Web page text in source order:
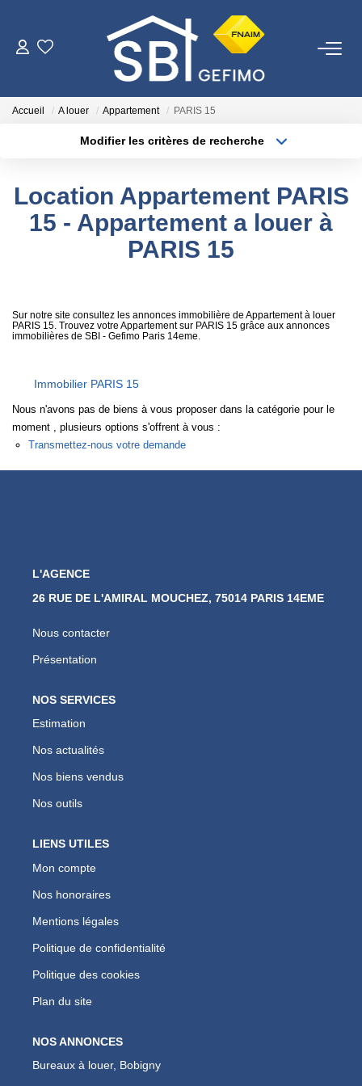
ACHETER
FAIRE GÉRER
Qui Sommes-Nous
Nous Rejoindre
CONTACT
Accueil A louer Appartement PARIS 15
Modifier les critères de recherche
Sélectionnez...
Type de bien
Surface min
Plus de critères
Location Appartement PARIS
15 - Appartement a louer à
PARIS 15
Sur notre site consultez les annonces immobilière de Appartement à louer
PARIS 15. Trouvez votre Appartement sur PARIS 15 grâce aux annonces
immobilières de SBI - Gefimo Paris 14eme.
Immobilier PARIS 15
Nous n'avons pas de biens à vous proposer dans la catégorie pour le
moment , plusieurs options s'offrent à vous :
Transmettez-nous votre demande
L'AGENCE
26 RUE DE L'AMIRAL MOUCHEZ, 75014 PARIS 14EME
Nous contacter
Présentation
NOS SERVICES
Estimation
Nos actualités
Nos biens vendus
Nos outils
LIENS UTILES
Mon compte
Nos honoraires
Mentions légales
Politique de confidentialité
Politique des cookies
Plan du site
NOS ANNONCES
Bureaux à louer, Bobigny